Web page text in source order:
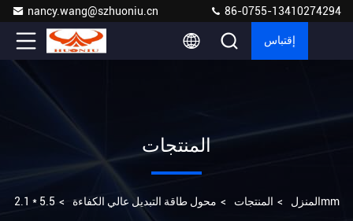
nancy.wang@szhuoniu.cn 86-0755-13410274294
إقتباس
المنتجات
المنزل > المنتجات > محول طاقة التبديل عالي الكفاءة >
5.5 * 2.1mm